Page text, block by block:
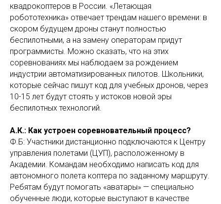
квадрокоптеров в России. «Летающая
робототехника» отвечает трендам нашего времени: в
скором будущем дроны станут полностью
беспилотными, а на замену операторам придут
программисты. Можно сказать, что на этих
соревнованиях мы наблюдаем за рождением
индустрии автоматизированных пилотов. Школьники,
которые сейчас пишут код для учебных дронов, через
10-15 лет будут стоять у истоков новой эры
беспилотных технологий.
А.К.: Как устроен соревновательный процесс?
Ф.Б: Участники дистанционно подключаются к Центру
управления полетами (ЦУП), расположенному в
Академии. Командам необходимо написать код для
автономного полета коптера по заданному маршруту.
Ребятам будут помогать «аватары» — специально
обученные люди, которые выступают в качестве